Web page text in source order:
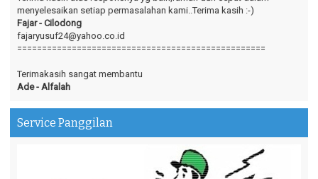
menyelesaikan setiap permasalahan kami..Terima kasih :-)
Fajar - Cilodong
fajaryusuf24@yahoo.co.id
==================================================
Ade - Alfalah
Adedwiputri.adp@gmail.com
Service Panggilan